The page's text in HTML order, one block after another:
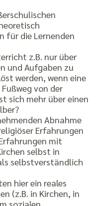
für die Lernenden
z.B. nur über
und Aufgaben zu
werden, wenn eine
von der
sich mehr über einen
Abnahme
Erfahrungen
mit
selbst in
selbstverständlich
hier ein reales
(z.B. in Kirchen, in